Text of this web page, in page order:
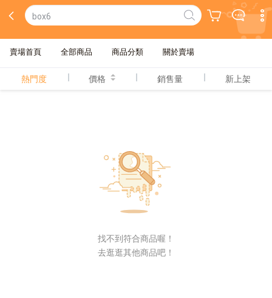
box6
賣場首頁 全部商品 商品分類 關於賣場
熱門度 價格 銷售量 新上架
找不到符合商品喔！
去逛逛其他商品吧！